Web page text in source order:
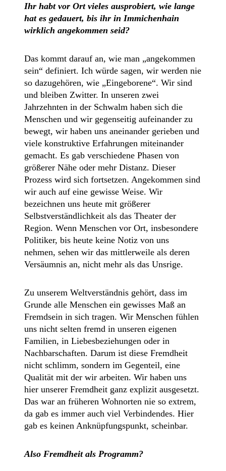
Ihr habt vor Ort vieles ausprobiert, wie lange
hat es gedauert, bis ihr in Immichenhain
wirklich angekommen seid?
Das kommt darauf an, wie man „angekommen
sein“ definiert. Ich würde sagen, wir werden nie
so dazugehören, wie „Eingeborene“. Wir sind
und bleiben Zwitter. In unseren zwei
Jahrzehnten in der Schwalm haben sich die
Menschen und wir gegenseitig aufeinander zu
bewegt, wir haben uns aneinander gerieben und
viele konstruktive Erfahrungen miteinander
gemacht. Es gab verschiedene Phasen von
größerer Nähe oder mehr Distanz. Dieser
Prozess wird sich fortsetzen. Angekommen sind
wir auch auf eine gewisse Weise. Wir
bezeichnen uns heute mit größerer
Selbstverständlichkeit als das Theater der
Region. Wenn Menschen vor Ort, insbesondere
Politiker, bis heute keine Notiz von uns
nehmen, sehen wir das mittlerweile als deren
Versäumnis an, nicht mehr als das Unsrige.
Zu unserem Weltverständnis gehört, dass im
Grunde alle Menschen ein gewisses Maß an
Fremdsein in sich tragen. Wir Menschen fühlen
uns nicht selten fremd in unseren eigenen
Familien, in Liebesbeziehungen oder in
Nachbarschaften. Darum ist diese Fremdheit
nicht schlimm, sondern im Gegenteil, eine
Qualität mit der wir arbeiten. Wir haben uns
hier unserer Fremdheit ganz explizit ausgesetzt.
Das war an früheren Wohnorten nie so extrem,
da gab es immer auch viel Verbindendes. Hier
gab es keinen Anknüpfungspunkt, scheinbar.
Also Fremdheit als Programm?